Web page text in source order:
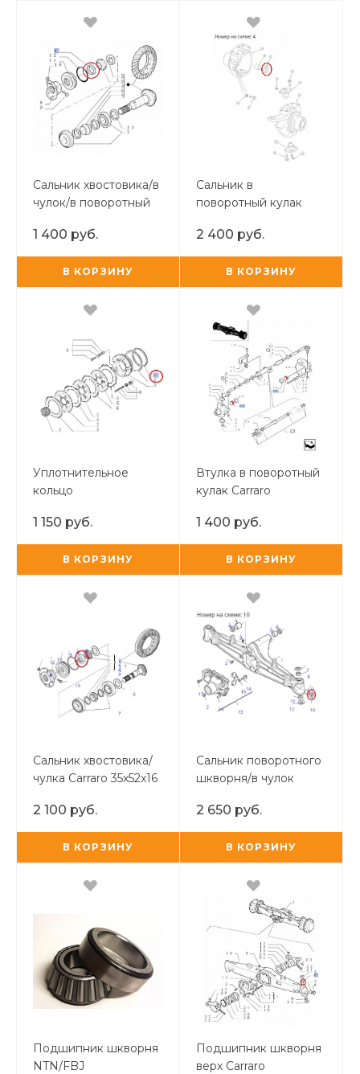
Сальник хвостовика/в
чулок/в поворотный
1 400 руб.
В КОРЗИНУ
Сальник в
поворотный кулак
2 400 руб.
В КОРЗИНУ
Уплотнительное
кольцо
1 150 руб.
В КОРЗИНУ
Втулка в поворотный
кулак Carraro
1 400 руб.
В КОРЗИНУ
Сальник хвостовика/
чулка Carraro 35x52x16
2 100 руб.
В КОРЗИНУ
Сальник поворотного
шкворня/в чулок
35x52x17/18.5
2 650 руб.
В КОРЗИНУ
Подшипник шкворня
NTN/FBJ
Подшипник шкворня
верх Carraro